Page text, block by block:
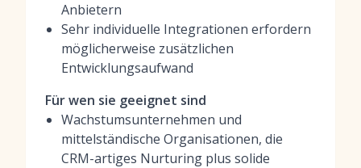
Anbietern
Sehr individuelle Integrationen erfordern
möglicherweise zusätzlichen
Entwicklungsaufwand
Für wen sie geeignet sind
Wachstumsunternehmen und
mittelständische Organisationen, die
CRM-artiges Nurturing plus solide